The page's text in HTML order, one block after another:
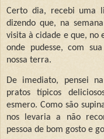
Certo dia, recebi uma
dizendo que, na
visita à cidade e que, no
onde pudesse, com
nossa terra.
De imediato, pensei
pratos típicos
esmero. Como são
nos levaria a não
pessoa de bom gosto e